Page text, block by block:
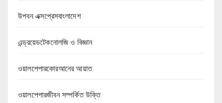
উপবন এক্সপ্রেসবাংলাদেশ
এন্ড্রয়েডটেকনোলজি ও বিজ্ঞান
ওয়ালপেপারকোরআনের আয়াত
ওয়ালপেপারজীবন সম্পর্কিত উক্তি